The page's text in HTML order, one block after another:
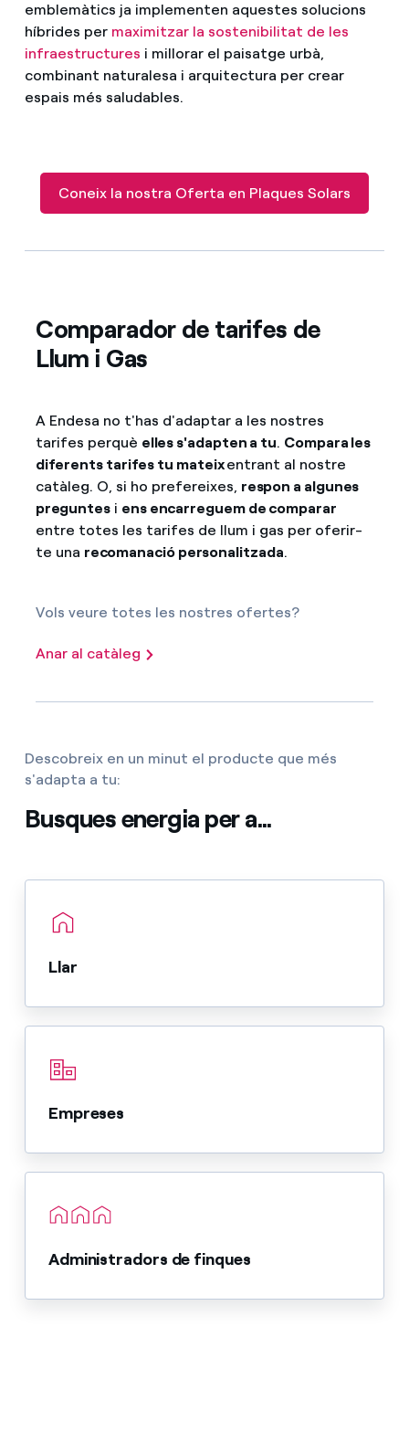
emblemàtics ja implementen aquestes solucions
híbrides per maximitzar la sostenibilitat de les
infraestructures i millorar el paisatge urbà,
combinant naturalesa i arquitectura per crear
espais més saludables.
Coneix la nostra Oferta en Plaques Solars
Comparador de tarifes de
Llum i Gas
A Endesa no t'has d'adaptar a les nostres
tarifes perquè elles s'adapten a tu. Compara les
diferents tarifes tu mateixentrant al nostre
catàleg. O, si ho prefereixes, respon a algunes
preguntesi ens encarreguem de comparar
entre totes les tarifes de llum i gas per oferir-
te una recomanació personalitzada.
Vols veure totes les nostres ofertes?
Anar al catàleg
Descobreix en un minut el producte que més
s'adapta a tu:
Busques energia per a...
Llar
Empreses
Administradors de finques